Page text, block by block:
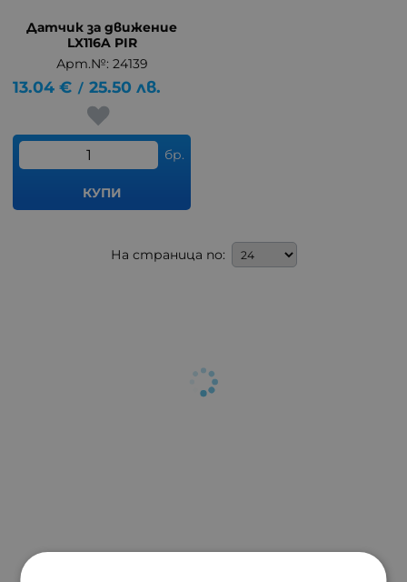
Датчик за движение
LX116A PIR
Арт.№: 24139
13.04 € / 25.50 лв.
бр.
КУПИ
На страница по: